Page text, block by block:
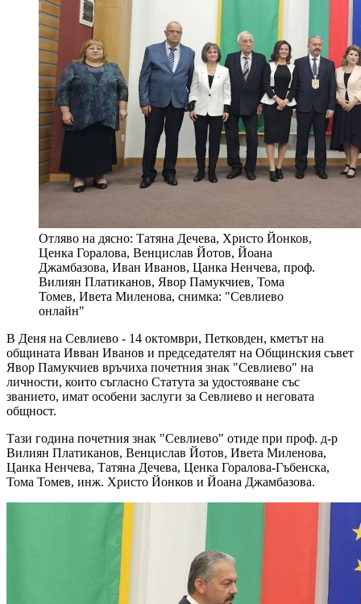
Отляво на дясно: Татяна Дечева, Христо Йонков,
Ценка Горалова, Венцислав Йотов, Йоана
Джамбазова, Иван Иванов, Цанка Ненчева, проф.
Вилиян Платиканов, Явор Памукчиев, Тома
Томев, Ивета Миленова, снимка: "Севлиево
онлайн"
В Деня на Севлиево - 14 октомври, Петковден, кметът на
общината Ивван Иванов и председателят на Общинския съвет
Явор Памукчиев връчиха почетния знак "Севлиево" на
личности, които съгласно Статута за удостояване със
званието, имат особени заслуги за Севлиево и неговата
общност.
Тази година почетния знак "Севлиево" отиде при проф. д-р
Вилиян Платиканов, Венцислав Йотов, Ивета Миленова,
Цанка Ненчева, Татяна Дечева, Ценка Горалова-Гъбенска,
Тома Томев, инж. Христо Йонков и Йоана Джамбазова.